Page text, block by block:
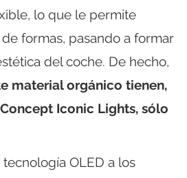
lo que le permite
formas, pasando a formar
del coche. De hecho,
material orgánico tienen,
Iconic Lights, sólo
OLED a los